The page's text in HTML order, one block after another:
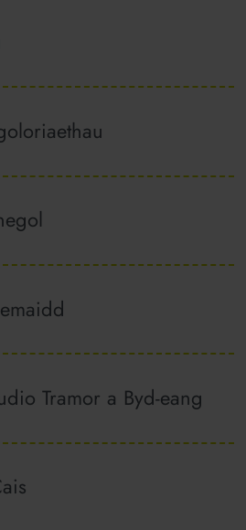
Tramor a Byd-eang